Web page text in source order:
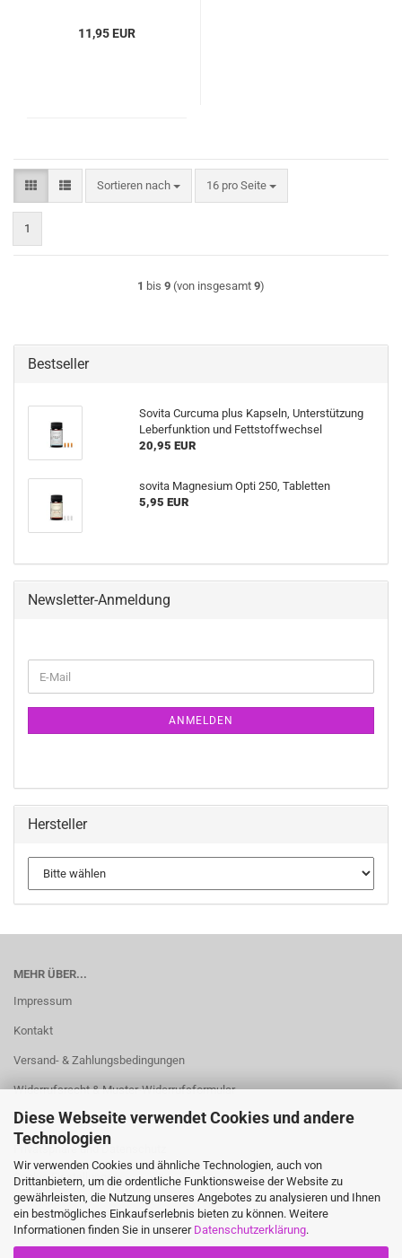
Diese Webseite verwendet Cookies und andere
Technologien
Wir verwenden Cookies und ähnliche Technologien, auch von
Drittanbietern, um die ordentliche Funktionsweise der Website zu
gewährleisten, die Nutzung unseres Angebotes zu analysieren und Ihnen
ein bestmögliches Einkaufserlebnis bieten zu können. Weitere
Informationen finden Sie in unserer Datenschutzerklärung.
11,95 EUR
Sortieren nach
Sortieren nach 16 pro Seite
pro Seite
1
1 bis 9 (von insgesamt 9)
Bestseller
Sovita Curcuma plus Kapseln, Unterstützung
Leberfunktion und Fettstoffwechsel
20,95 EUR
sovita Magnesium Opti 250, Tabletten
5,95 EUR
Newsletter-Anmeldung
ZUR
E-
Mail
ANMELDEN
Hersteller
MEHR ÜBER...
Impressum
Kontakt
Versand- & Zahlungsbedingungen
Widerrufsrecht & Muster-Widerrufsformular
AGB
Privatsphäre und Datenschutz
Cookie Einstellungen